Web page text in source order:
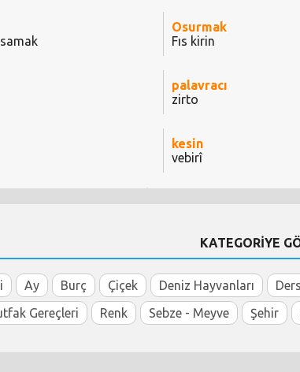
Osurmak
Fıs kirin
palavracı
zirto
kesin
vebirî
KATEGORİYE
Ay Burç Çiçek Deniz Hayvanları Ders
Gereçleri Renk Sebze - Meyve Şehir